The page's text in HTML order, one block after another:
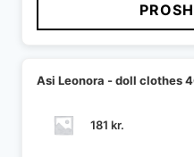
Asi Leonora - doll clothes
181 kr.